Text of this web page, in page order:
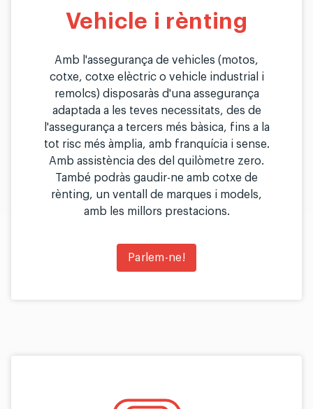
Vehicle i rènting
Amb l'assegurança de vehicles (motos,
cotxe, cotxe elèctric o vehicle industrial i
remolcs) disposaràs d'una assegurança
adaptada a les teves necessitats, des de
l'assegurança a tercers més bàsica, fins a la
tot risc més àmplia, amb franquícia i sense.
Amb assistència des del quilòmetre zero.
També podràs gaudir-ne amb cotxe de
rènting, un ventall de marques i models,
amb les millors prestacions.
Parlem-ne!